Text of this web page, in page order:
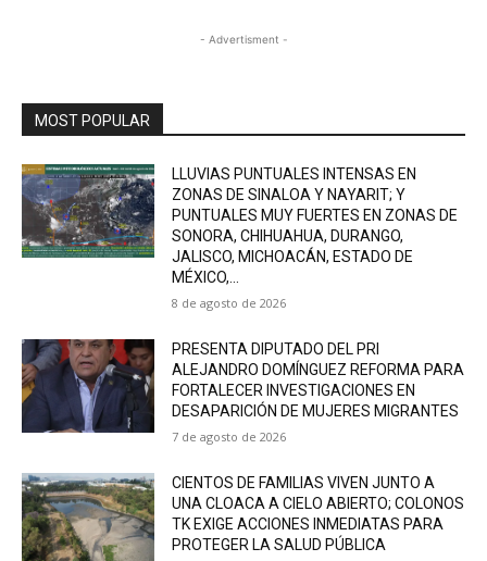
- Advertisment -
MOST POPULAR
LLUVIAS PUNTUALES INTENSAS EN
ZONAS DE SINALOA Y NAYARIT; Y
PUNTUALES MUY FUERTES EN ZONAS DE
SONORA, CHIHUAHUA, DURANGO,
JALISCO, MICHOACÁN, ESTADO DE
MÉXICO,...
8 de agosto de 2026
PRESENTA DIPUTADO DEL PRI
ALEJANDRO DOMÍNGUEZ REFORMA PARA
FORTALECER INVESTIGACIONES EN
DESAPARICIÓN DE MUJERES MIGRANTES
7 de agosto de 2026
CIENTOS DE FAMILIAS VIVEN JUNTO A
UNA CLOACA A CIELO ABIERTO; COLONOS
TK EXIGE ACCIONES INMEDIATAS PARA
PROTEGER LA SALUD PÚBLICA